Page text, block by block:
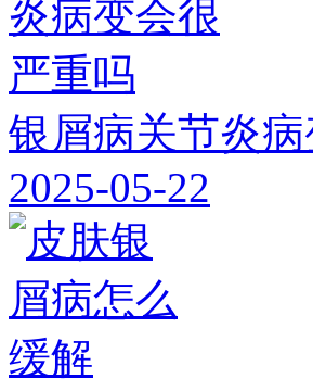
银屑病关节炎
2025-05-22